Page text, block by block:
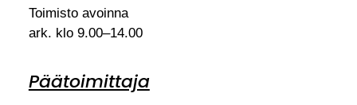
Toimisto avoinna
ark. klo 9.00–14.00
Päätoimittaja